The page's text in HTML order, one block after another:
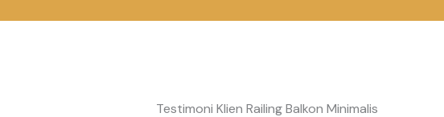
Testimoni Klien Railing Balkon Minimalis